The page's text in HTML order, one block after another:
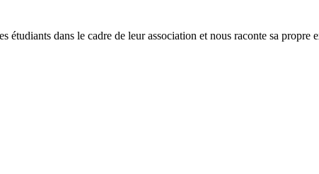
étudiants dans le cadre de leur association et nous raconte sa propre